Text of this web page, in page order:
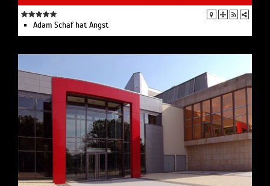
Adam Schaf hat Angst